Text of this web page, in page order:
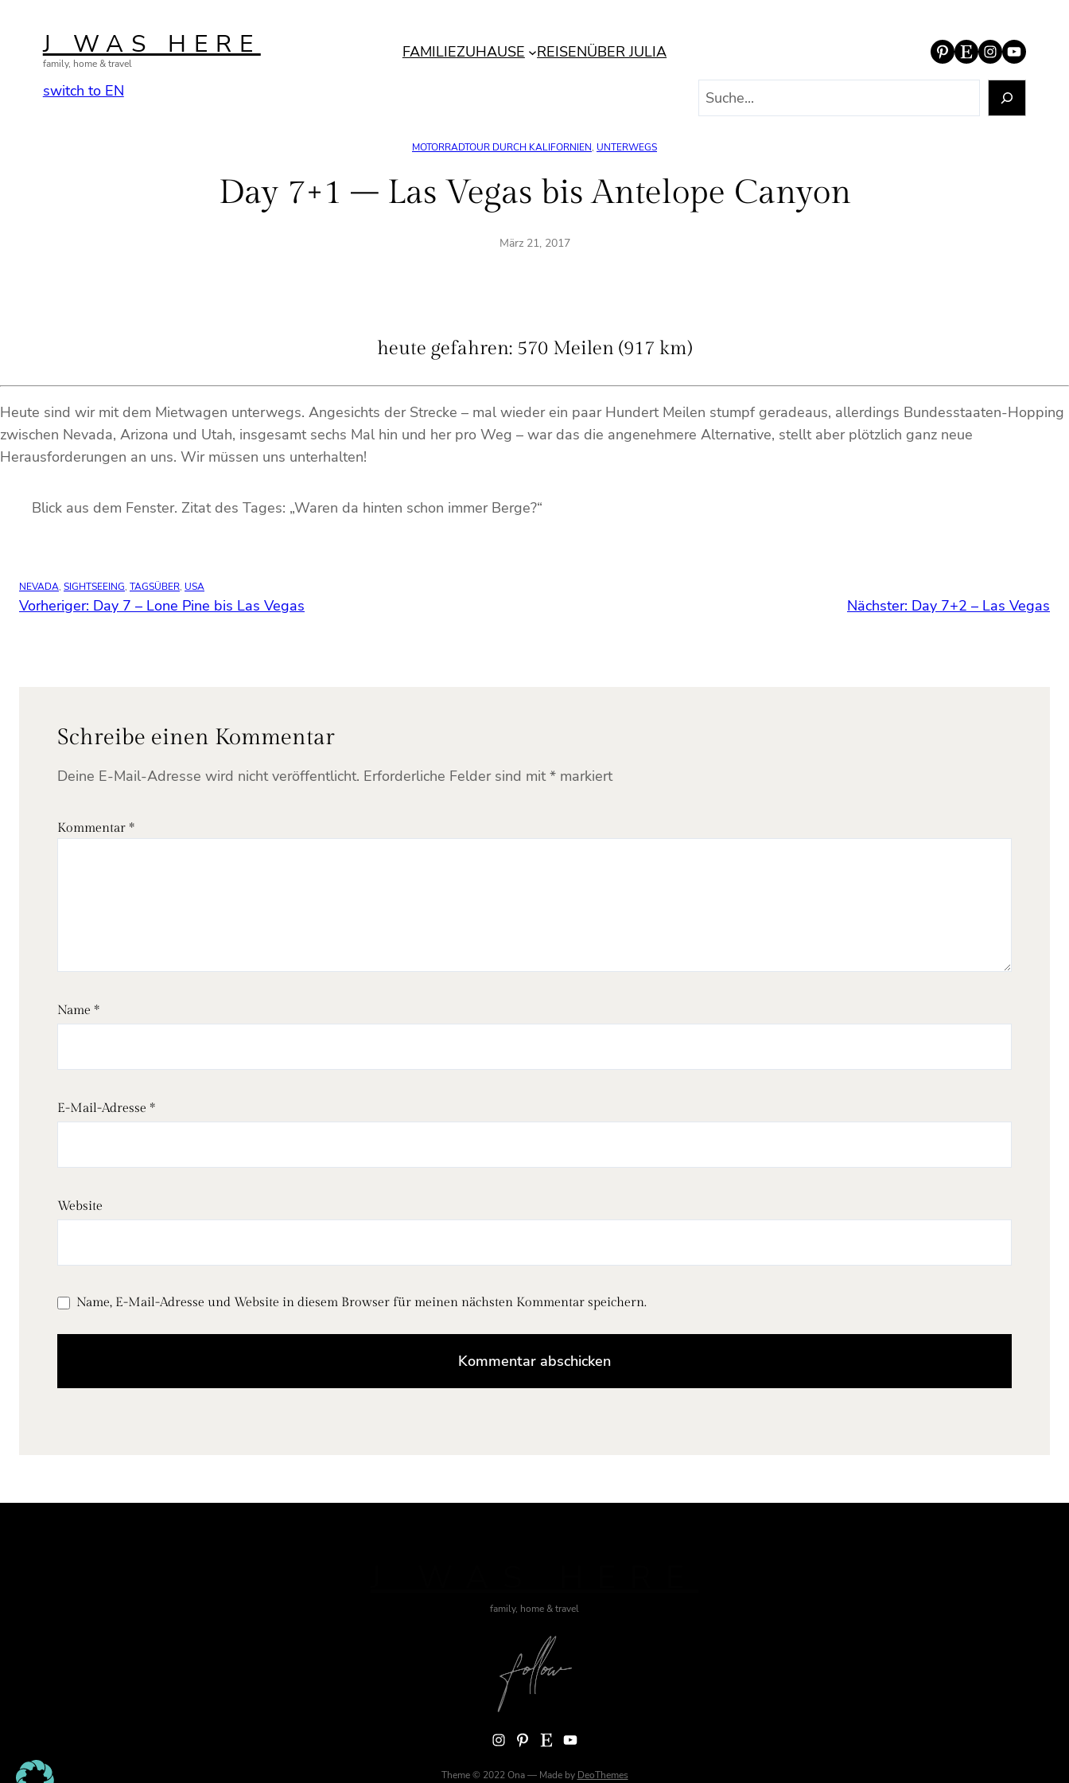
springenJ WAS HERE
family, home & travel
FAMILIEZUHAUSE REISENÜBER JULIA Pinterest Etsy Instagram YouTube
switch to EN
n
MOTORRADTOUR DURCH KALIFORNIEN, UNTERWEGS
Day 7+1 – Las Vegas bis Antelope Canyon
März 21, 2017
heute gefahren: 570 Meilen (917 km)
Heute sind wir mit dem Mietwagen unterwegs. Angesichts der Strecke – mal wieder ein paar Hundert Meilen stumpf geradeaus, allerdings Bundesstaaten-Hopping
zwischen Nevada, Arizona und Utah, insgesamt sechs Mal hin und her pro Weg – war das die angenehmere Alternative, stellt aber plötzlich ganz neue
Herausforderungen an uns. Wir müssen uns unterhalten!
Blick aus dem Fenster. Zitat des Tages: „Waren da hinten schon immer Berge?“
NEVADA, SIGHTSEEING, TAGSÜBER, USA
Vorheriger: Day 7 – Lone Pine bis Las Vegas Nächster: Day 7+2 – Las Vegas
Schreibe einen Kommentar
Deine E-Mail-Adresse wird nicht veröffentlicht. Erforderliche Felder sind mit* markiert
Kommentar *
Name *
E-Mail-Adresse *
Website
Name, E-Mail-Adresse und Website in diesem Browser für meinen nächsten Kommentar speichern.
family, home & travel
Instagram Pinterest Etsy YouTube
Theme © 2022 Ona — Made by DeoThemes